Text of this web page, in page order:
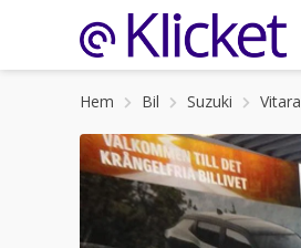
Hem Bil Suzuki Vitara